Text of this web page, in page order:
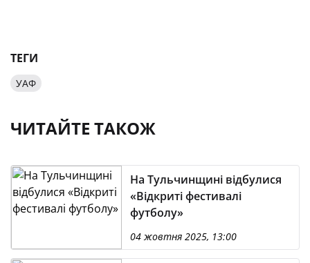
ТЕГИ
УАФ
ЧИТАЙТЕ ТАКОЖ
На Тульчинщині відбулися
«Відкриті фестивалі
футболу»
04 жовтня 2025, 13:00